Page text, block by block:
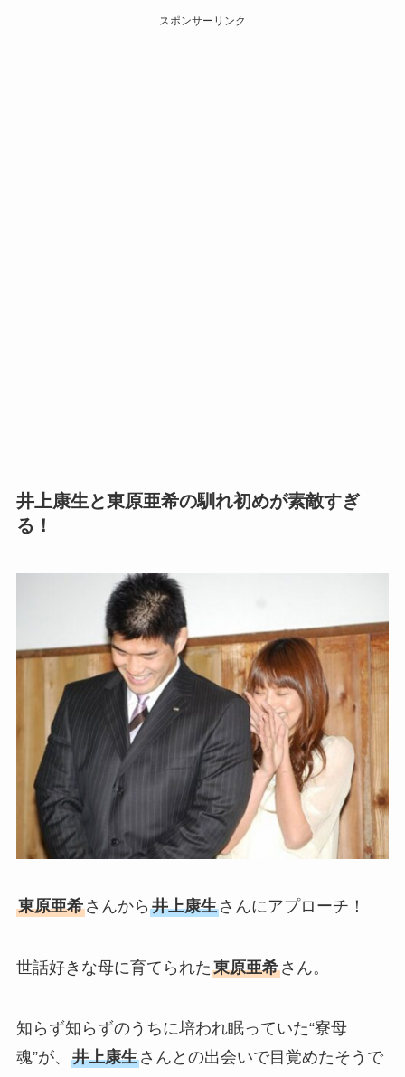
スポンサーリンク
井上康生と東原亜希の馴れ初めが素敵すぎ
る！
東原亜希さんから 井上康生さんにアプローチ！
世話好きな母に育てられた東原亜希さん。
知らず知らずのうちに培われ眠っていた“寮母
魂”が、 井上康生さんとの出会いで目覚めたそうで